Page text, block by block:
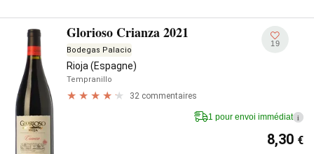
Glorioso Crianza 2021
Bodegas Palacio
Rioja (Espagne)
Tempranillo
32 commentaires
19
1 pour envoi immédiat i
8,30 €